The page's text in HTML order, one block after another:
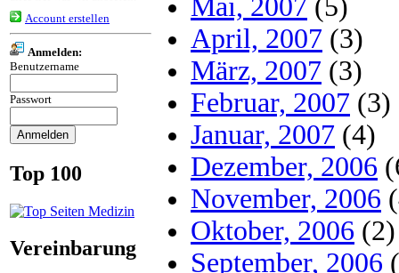
Account erstellen
Anmelden:
Benutzername
Passwort
Top 100
Vereinbarung
Mai, 2007 (5)
April, 2007 (3)
März, 2007 (3)
Februar, 2007 (3)
Januar, 2007 (4)
Dezember, 2006
November, 2006
Oktober, 2006 (2)
September, 2006